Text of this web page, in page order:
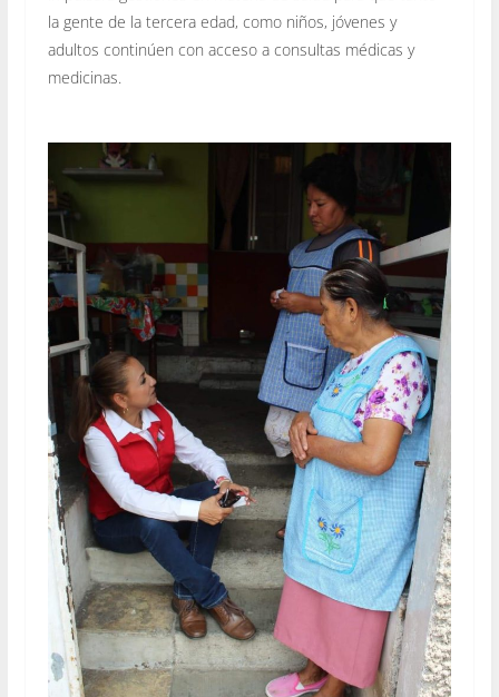
la gente de la tercera edad, como niños, jóvenes y
adultos continúen con acceso a consultas médicas y
medicinas.